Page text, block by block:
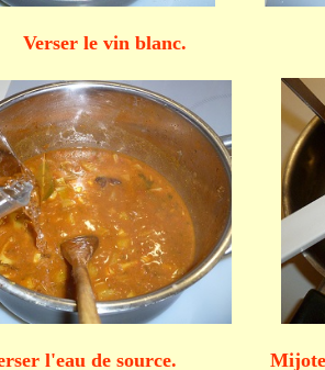
vin blanc. Ajouter
de source. Mijoter 10